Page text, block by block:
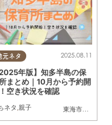
,東浦町,阿久比町 半田市,常滑市
元ネタ
東海市大府市
2025.08.11
2025年版】知多半島の保
まとめ｜10月から予約開
空き状況を確認
ネタ ,親子